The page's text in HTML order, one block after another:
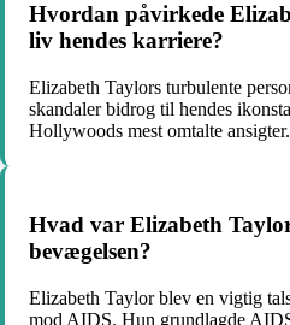
Hvordan påvirkede
liv hendes karriere?
Elizabeth Taylors turbulente
skandaler bidrog til hendes
Hollywoods mest omtalte ansigter.
Hvad var Elizabeth
bevægelsen?
Elizabeth Taylor blev en vigtig
mod AIDS. Hun grundlagde